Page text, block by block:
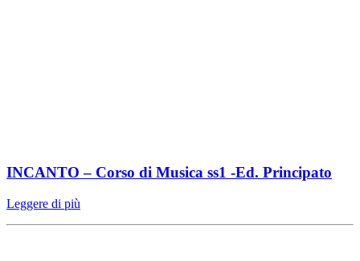
INCANTO – Corso di Musica ss1 -Ed. Principato
Leggere di più